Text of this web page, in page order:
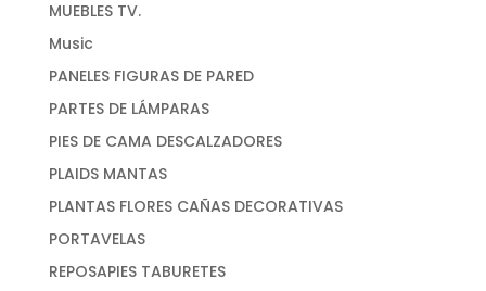
MUEBLES TV.
Music
PANELES FIGURAS DE PARED
PARTES DE LÁMPARAS
PIES DE CAMA DESCALZADORES
PLAIDS MANTAS
PLANTAS FLORES CAÑAS DECORATIVAS
PORTAVELAS
REPOSAPIES TABURETES